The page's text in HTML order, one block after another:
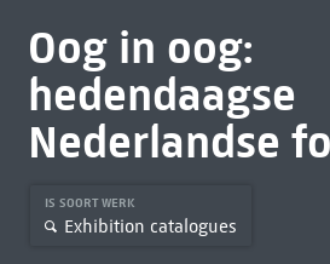
Oog in oog:
hedendaagse
Nederlandse
IS SOORT WERK
Exhibition catalogues